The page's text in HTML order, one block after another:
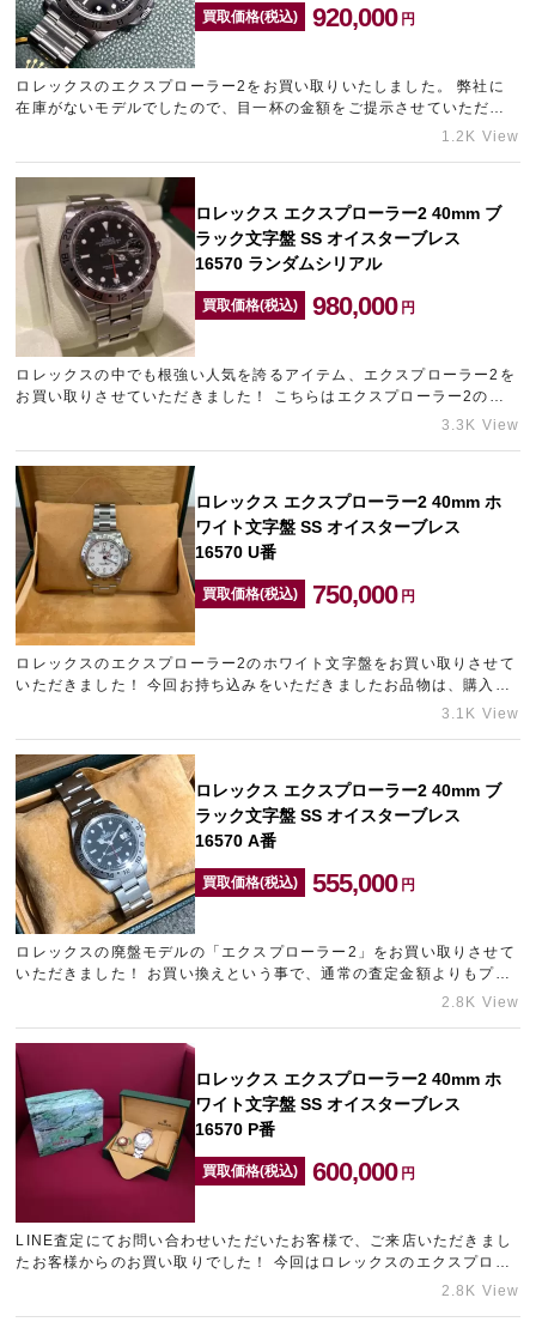
買取価格(税込) 920,000 円
ロレックスのエクスプローラー2をお買い取りいたしました。 弊社に
在庫がないモデルでしたので、目一杯の金額をご提示させていただき
ました。 なんばにあるブランド買取店「ギャラリーレア なんば…
1.2K View
ロレックス エクスプローラー2 40mm ブ
ラック文字盤 SS オイスターブレス
16570 ランダムシリアル
買取価格(税込) 980,000 円
ロレックスの中でも根強い人気を誇るアイテム、エクスプローラー2を
お買い取りさせていただきました！ こちらはエクスプローラー2のシ
リーズの中でも第3世代にあたるモデルです。 その中でも希少なラ
3.3K View
ロレックス エクスプローラー2 40mm ホ
ワイト文字盤 SS オイスターブレス
16570 U番
買取価格(税込) 750,000 円
ロレックスのエクスプローラー2のホワイト文字盤をお買い取りさせて
いただきました！ 今回お持ち込みをいただきましたお品物は、購入か
ら20年以上が経過しているものでしたが、ここ数カ月での相場上昇
3.1K View
ロレックス エクスプローラー2 40mm ブ
ラック文字盤 SS オイスターブレス
16570 A番
買取価格(税込) 555,000 円
ロレックスの廃盤モデルの「エクスプローラー2」をお買い取りさせて
いただきました！ お買い換えという事で、通常の査定金額よりもプラ
スでの金額をご案内させていただきました。 また相場もお客様が16…
2.8K View
ロレックス エクスプローラー2 40mm ホ
ワイト文字盤 SS オイスターブレス
16570 P番
買取価格(税込) 600,000 円
LINE査定にてお問い合わせいただいたお客様で、ご来店いただきまし
たお客様からのお買い取りでした！ 今回はロレックスのエクスプロー
ラーⅡのサードモデルの中でも、希少性の高まってきている白文字
2.8K View